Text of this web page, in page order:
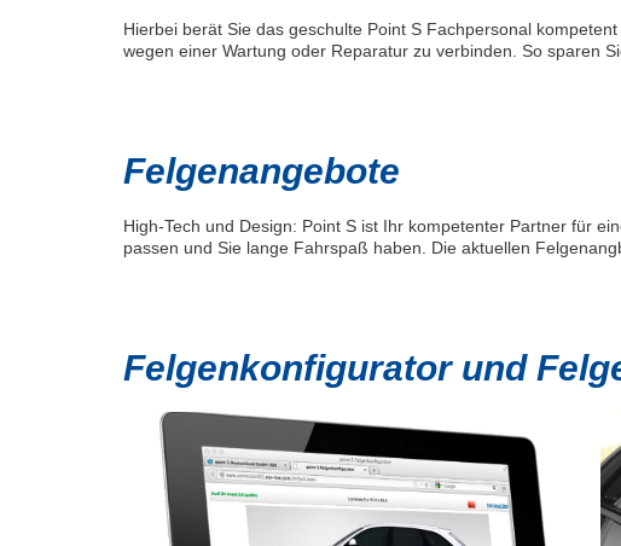
Hierbei berät Sie das geschulte Point S Fachpersonal
wegen einer Wartung oder Reparatur zu verbinden. So sparen
Felgenangebote
High-Tech und Design: Point S ist Ihr kompetenter Partner für
passen und Sie lange Fahrspaß haben. Die aktuellen
Felgenkonfigurator und